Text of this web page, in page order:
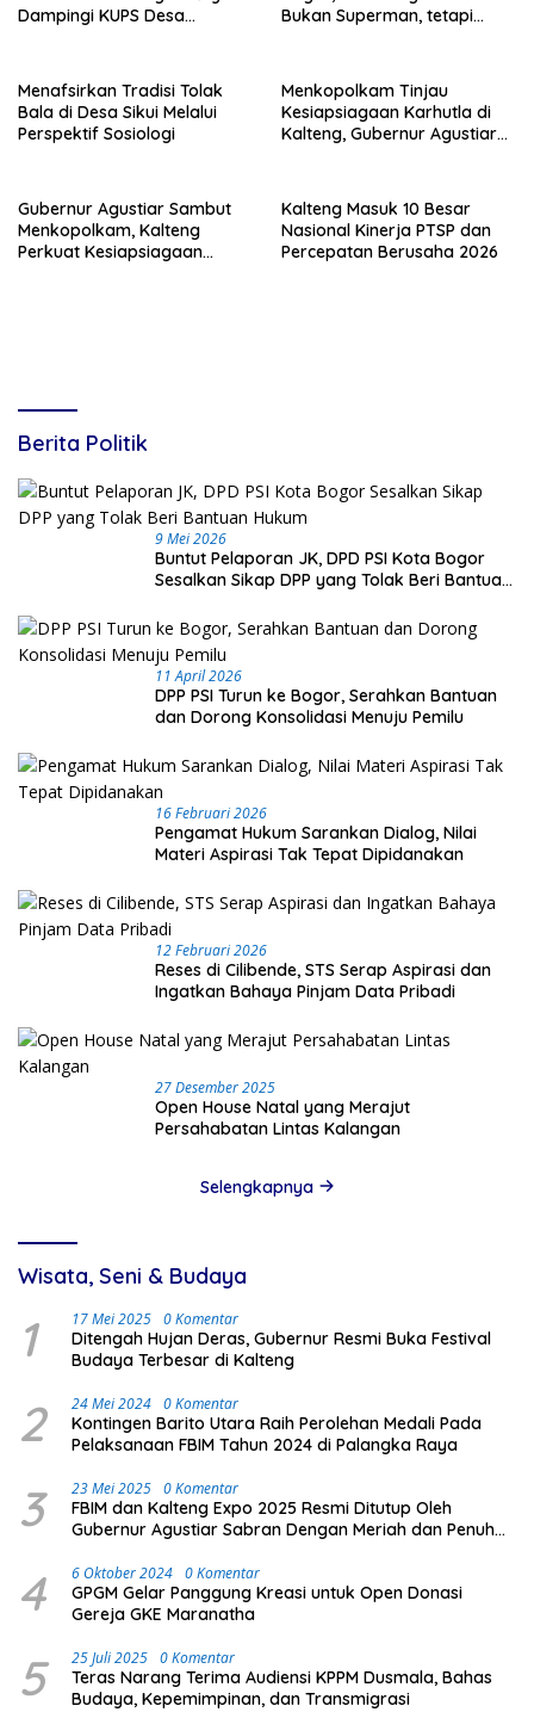
Dampingi KUPS Desa
Bukan Superman, tetapi
Menafsirkan Tradisi Tolak
Bala di Desa Sikui Melalui
Perspektif Sosiologi
Menkopolkam Tinjau
Kesiapsiagaan Karhutla di
Kalteng, Gubernur Agustiar
Gubernur Agustiar Sambut
Menkopolkam, Kalteng
Perkuat Kesiapsiagaan
Kalteng Masuk 10 Besar
Nasional Kinerja PTSP dan
Percepatan Berusaha 2026
Berita Politik
9 Mei 2026
Buntut Pelaporan JK, DPD PSI Kota Bogor
Sesalkan Sikap DPP yang Tolak Beri Bantuan
11 April 2026
DPP PSI Turun ke Bogor, Serahkan Bantuan
dan Dorong Konsolidasi Menuju Pemilu
16 Februari 2026
Pengamat Hukum Sarankan Dialog, Nilai
Materi Aspirasi Tak Tepat Dipidanakan
12 Februari 2026
Reses di Cilibende, STS Serap Aspirasi dan
Ingatkan Bahaya Pinjam Data Pribadi
27 Desember 2025
Open House Natal yang Merajut
Persahabatan Lintas Kalangan
Selengkapnya
Wisata, Seni & Budaya
1 17 Mei 2025 0 Komentar
Ditengah Hujan Deras, Gubernur Resmi Buka Festival
Budaya Terbesar di Kalteng
2 24 Mei 2024 0 Komentar
Kontingen Barito Utara Raih Perolehan Medali Pada
Pelaksanaan FBIM Tahun 2024 di Palangka Raya
3 23 Mei 2025 0 Komentar
FBIM dan Kalteng Expo 2025 Resmi Ditutup Oleh
Gubernur Agustiar Sabran Dengan Meriah dan Penuh
4 6 Oktober 2024 0 Komentar
GPGM Gelar Panggung Kreasi untuk Open Donasi
Gereja GKE Maranatha
5 25 Juli 2025 0 Komentar
Teras Narang Terima Audiensi KPPM Dusmala, Bahas
Budaya, Kepemimpinan, dan Transmigrasi